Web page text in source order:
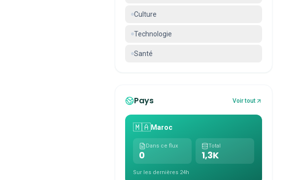
Culture
Technologie
Santé
Pays Voir tout
🇲🇦Maroc
Dans ce flux
0
Total
1,3K
Sur les dernières 24h